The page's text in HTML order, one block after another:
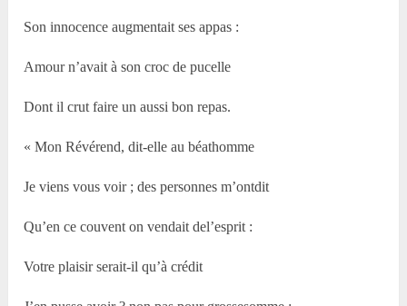
Son innocence augmentait ses appas :
Amour n’avait à son croc de pucelle
Dont il crut faire un aussi bon repas.
« Mon Révérend, dit-elle au béathomme
Je viens vous voir ; des personnes m’ontdit
Qu’en ce couvent on vendait del’esprit :
Votre plaisir serait-il qu’à crédit